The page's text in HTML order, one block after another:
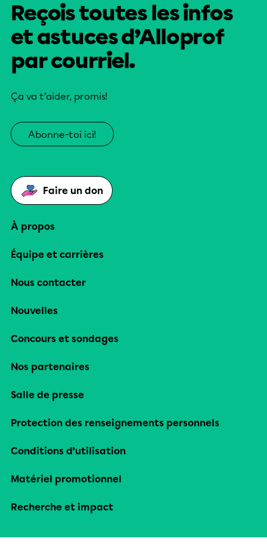
Reçois toutes les infos
et astuces d’Alloprof
par courriel.
Ça va t’aider, promis!
Abonne-toi ici!
Faire un don
À propos
Équipe et carrières
Nous contacter
Nouvelles
Concours et sondages
Nos partenaires
Salle de presse
Protection des renseignements personnels
Conditions d’utilisation
Matériel promotionnel
Recherche et impact